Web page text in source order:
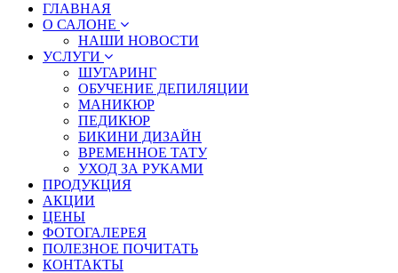
ГЛАВНАЯ
О САЛОНЕ
НАШИ НОВОСТИ
УСЛУГИ
ШУГАРИНГ
ОБУЧЕНИЕ ДЕПИЛЯЦИИ
МАНИКЮР
ПЕДИКЮР
БИКИНИ ДИЗАЙН
ВРЕМЕННОЕ ТАТУ
УХОД ЗА РУКАМИ
ПРОДУКЦИЯ
АКЦИИ
ЦЕНЫ
ФОТОГАЛЕРЕЯ
ПОЛЕЗНОЕ ПОЧИТАТЬ
КОНТАКТЫ